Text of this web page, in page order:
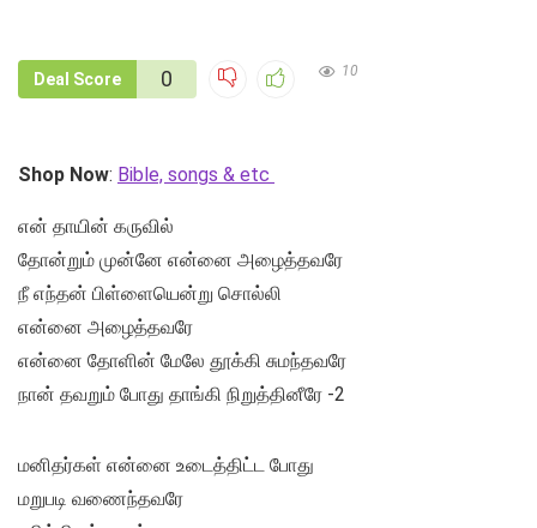
Deal Score 0 10
Shop Now: Bible, songs & etc
என் தாயின் கருவில்
தோன்றும் முன்னே என்னை அழைத்தவரே
நீ எந்தன் பிள்ளையென்று சொல்லி
என்னை அழைத்தவரே
என்னை தோளின் மேலே தூக்கி சுமந்தவரே
நான் தவறும் போது தாங்கி நிறுத்தினீரே -2
மனிதர்கள் என்னை உடைத்திட்ட போது
மறுபடி வணைந்தவரே